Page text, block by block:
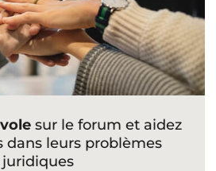
sur le forum et aidez
dans leurs problèmes
juridiques